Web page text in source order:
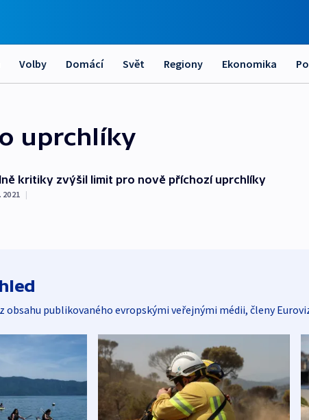
Volby Domácí Svět Regiony Ekonomika
uprchlíky
kritiky zvýšil limit pro nově příchozí uprchlíky
2021 |
obsahu publikovaného evropskými veřejnými médii, členy